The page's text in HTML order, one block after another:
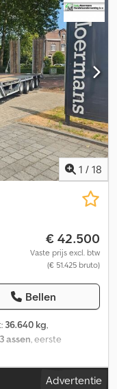
• 1e as: nee • 2e
• 2e as: enkelvoudige
65% Dkjdpfey
• Leeggewicht:
7,5 m³ • ABS •
• Pneumatische
ca.: • Lengte:
mm Tussentijdse
1 / 18
€ 42.500
Vaste prijs excl. btw
(€ 51.425 bruto)
Bellen
36.640 kg,
3 assen, eerste
2.500 mm, totale
S58S4 SemieAdvertentie